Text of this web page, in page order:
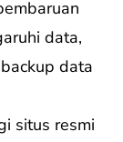
data,
data
situs resmi